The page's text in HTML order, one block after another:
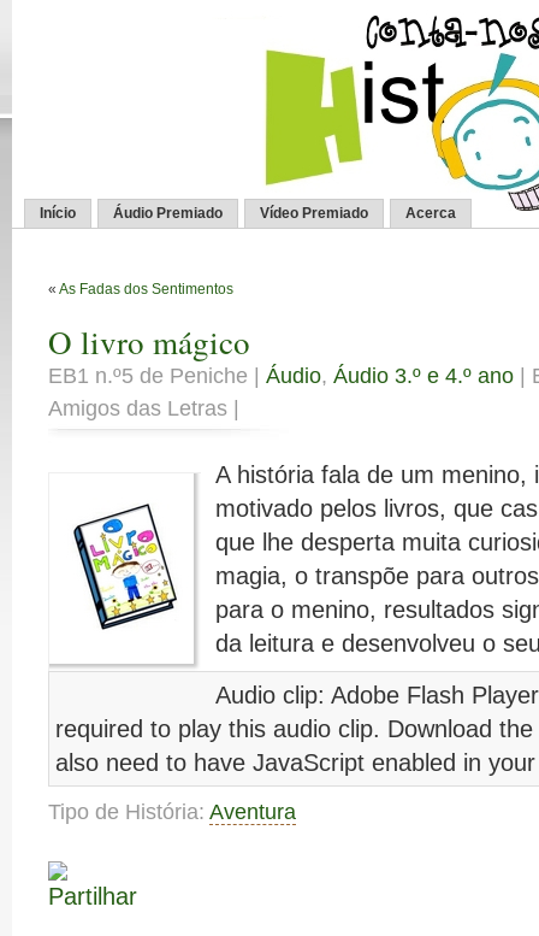
Início Áudio Premiado Vídeo Premiado Acerca
« As Fadas dos Sentimentos
O livro mágico
EB1 n.º5 de Peniche | Áudio, Áudio 3.º e 4.º ano |
Amigos das Letras |
A história fala de um menino,
motivado pelos livros, que
que lhe desperta muita
magia, o transpõe para
para o menino, resultados
da leitura e desenvolveu o
Audio clip: Adobe Flash
required to play this audio clip. Download
also need to have JavaScript enabled in
Tipo de História: Aventura